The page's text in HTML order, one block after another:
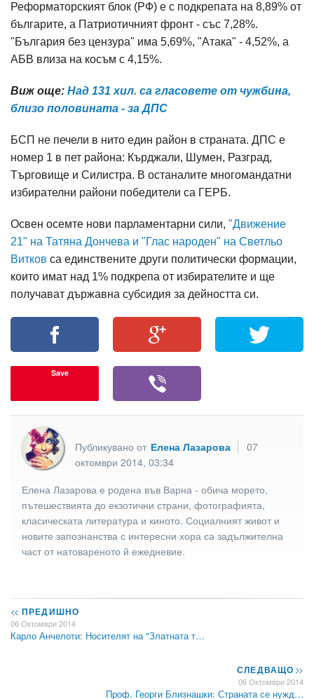
Реформаторският блок (РФ) е с подкрепата на 8,89% от
българите, а Патриотичният фронт - със 7,28%.
"България без цензура" има 5,69%, "Атака" - 4,52%, а
АБВ влиза на косъм с 4,15%.
Виж още: Над 131 хил. са гласовете от чужбина,
близо половината - за ДПС
БСП не печели в нито един район в страната. ДПС е
номер 1 в пет района: Кърджали, Шумен, Разград,
Търговище и Силистра. В останалите многомандатни
избирателни райони победители са ГЕРБ.
Освен осемте нови парламентарни сили, "Движение
21" на Татяна Дончева и "Глас народен" на Светльо
Витков са единствените други политически формации,
които имат над 1% подкрепа от избирателите и ще
получават държавна субсидия за дейността си.
Save
Публикувано от Елена Лазарова
07
октомври 2014, 03:34
Елена Лазарова е родена във Варна - обича морето,
пътешествията до екзотични страни, фотографията,
класическата литература и киното. Социалният живот и
новите запознанства с интересни хора са задължителна
част от натовареното й ежедневие.
<< ПРЕДИШНО
06 Октомври 2014
Карло Анчелоти: Носителят на "Златната т…
СЛЕДВАЩО>>
06 Октомври 2014
Проф. Георги Близнашки: Страната се нужд…